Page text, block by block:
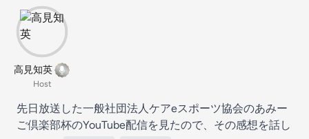
高見知英
Host
先日放送した一般社団法人ケアeスポーツ協会のあみー
ご倶楽部杯のYouTube配信を見たので、その感想を話し